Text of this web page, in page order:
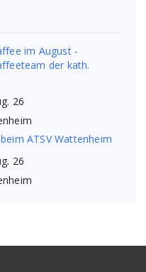
im August -
der kath.
26
ATSV Wattenheim
26